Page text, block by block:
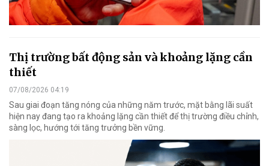
Thị trường bất động sản và khoảng lặng cần
thiết
07/08/2026 04:19
Sau giai đoạn tăng nóng của những năm trước, mặt bằng lãi suất
hiện nay đang tạo ra khoảng lặng cần thiết để thị trường điều chỉnh,
sàng lọc, hướng tới tăng trưởng bền vững.